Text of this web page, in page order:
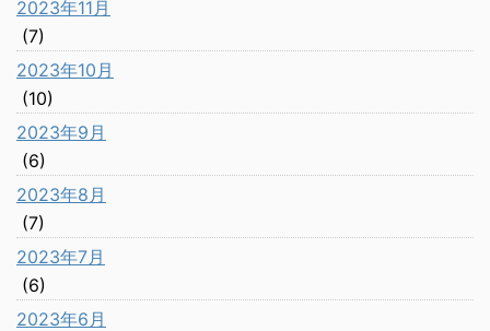
2023年11月
(7)
2023年10月
(10)
2023年9月
(6)
2023年8月
(7)
2023年7月
(6)
2023年6月